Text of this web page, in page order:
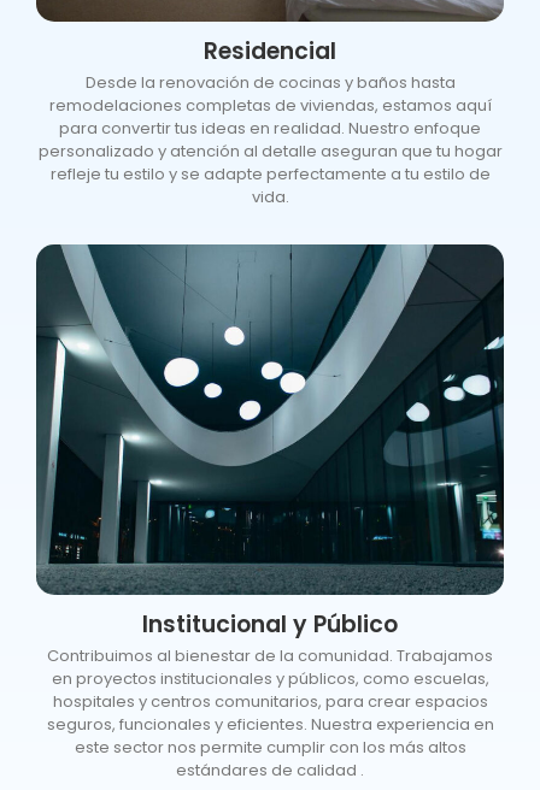
Residencial
Desde la renovación de cocinas y baños hasta
remodelaciones completas de viviendas, estamos aquí
para convertir tus ideas en realidad. Nuestro enfoque
personalizado y atención al detalle aseguran que tu hogar
refleje tu estilo y se adapte perfectamente a tu estilo de
vida.
Institucional y Público
Contribuimos al bienestar de la comunidad. Trabajamos
en proyectos institucionales y públicos, como escuelas,
hospitales y centros comunitarios, para crear espacios
seguros, funcionales y eficientes. Nuestra experiencia en
este sector nos permite cumplir con los más altos
estándares de calidad .